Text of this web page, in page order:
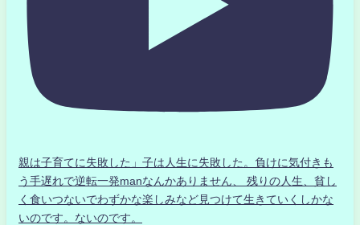
親は子育てに失敗した」子は人生に失敗した。負けに気付きも
う手遅れで逆転一発manなんかありません、 残りの人生、貧し
く食いつないでわずかな楽しみなど見つけて生きていくしかな
いのです。ないのです。